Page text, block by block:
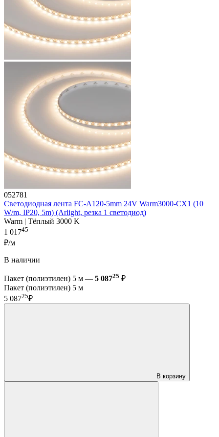
052781
Светодиодная лента FC-A120-5mm 24V Warm3000-CX1 (10
W/m, IP20, 5m) (Arlight, резка 1 светодиод)
Warm | Тёплый 3000 K
1 01745
₽/м
В наличии
Пакет (полиэтилен) 5 м — 5 08725 ₽
Пакет (полиэтилен) 5 м
5 08725₽
В корзину